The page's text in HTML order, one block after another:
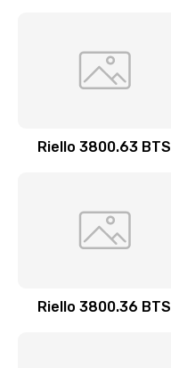
Riello 3800.63 BTS
Riello 3800.36 BTS